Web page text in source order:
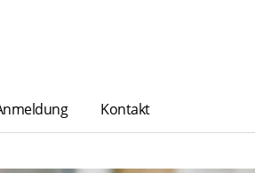
Kontakt